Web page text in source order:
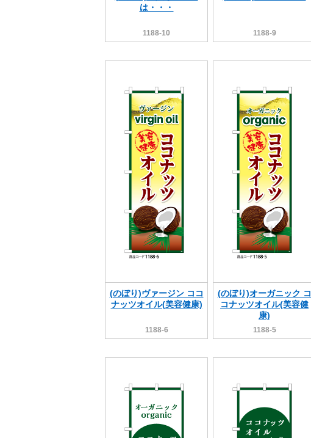
は・・・
1188-10 1188-9
(のぼり)ヴァージン ココ
ナッツオイル(美容健康)
1188-6
(のぼり)オーガニック コ
コナッツオイル(美容健
康)
1188-5